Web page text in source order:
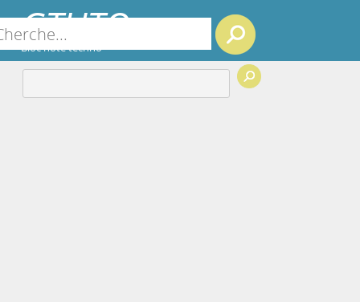
GTUTO
Bloc note techno
Search